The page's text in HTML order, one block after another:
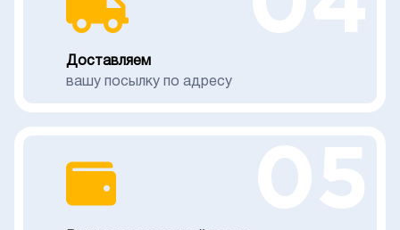
Доставляем
вашу посылку по адресу